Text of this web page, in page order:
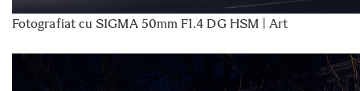
Fotografiat cu SIGMA 50mm F1.4 DG HSM | Art